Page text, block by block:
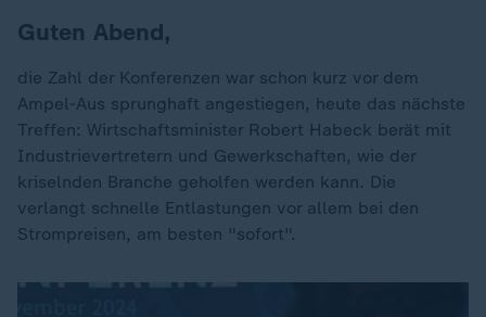
Guten Abend,
die Zahl der Konferenzen war schon kurz vor dem
Ampel-Aus sprunghaft angestiegen, heute das nächste
Treffen: Wirtschaftsminister Robert Habeck berät mit
Industrievertretern und Gewerkschaften, wie der
kriselnden Branche geholfen werden kann. Die
verlangt schnelle Entlastungen vor allem bei den
Strompreisen, am besten "sofort".